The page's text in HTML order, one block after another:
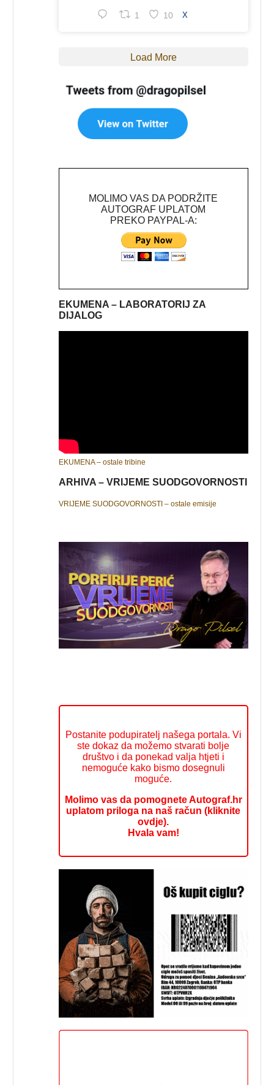
1 10 X
Load More
MOLIMO VAS DA PODRŽITE
AUTOGRAF UPLATOM
PREKO PAYPAL-A:
EKUMENA – LABORATORIJ ZA
DIJALOG
EKUMENA – ostale tribine
ARHIVA – VRIJEME SUODGOVORNOSTI
VRIJEME SUODGOVORNOSTI – ostale emisije
Postanite podupiratelj našega portala. Vi
ste dokaz da možemo stvarati bolje
društvo i da ponekad valja htjeti i
nemoguće kako bismo dosegnuli
moguće.
Molimo vas da pomognete Autograf.hr
uplatom priloga na naš račun (kliknite
ovdje).
Hvala vam!